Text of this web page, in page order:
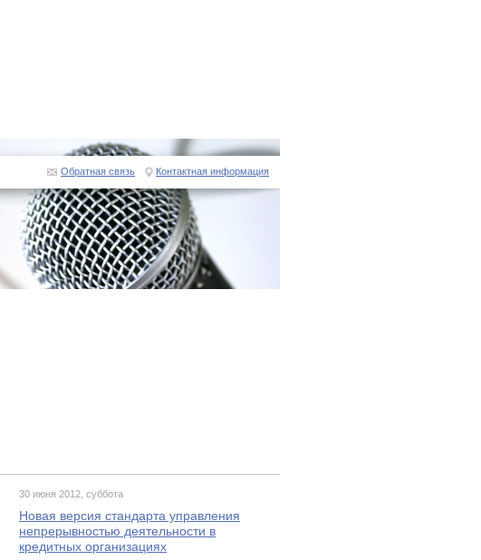
Обратная связь Контактная информация
30 июня 2012, суббота
Новая версия стандарта управления
непрерывностью деятельности в
кредитных организациях